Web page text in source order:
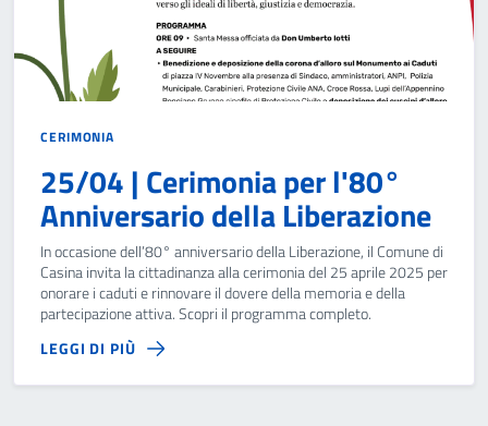
CERIMONIA
25/04 | Cerimonia per l'80°
Anniversario della Liberazione
In occasione dell’80° anniversario della Liberazione, il Comune di
Casina invita la cittadinanza alla cerimonia del 25 aprile 2025 per
onorare i caduti e rinnovare il dovere della memoria e della
partecipazione attiva. Scopri il programma completo.
LEGGI DI PIÙ